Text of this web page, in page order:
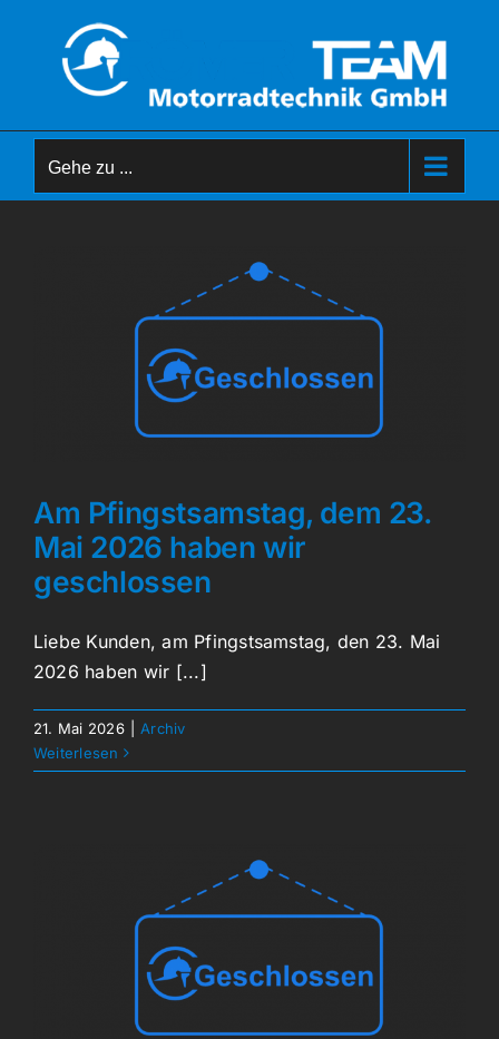
springen
Gehe zu ...
Am Pfingstsamstag, dem 23.
Mai 2026 haben wir
geschlossen
Liebe Kunden, am Pfingstsamstag, den 23. Mai
2026 haben wir [...]
21. Mai 2026
Archiv
Weiterlesen